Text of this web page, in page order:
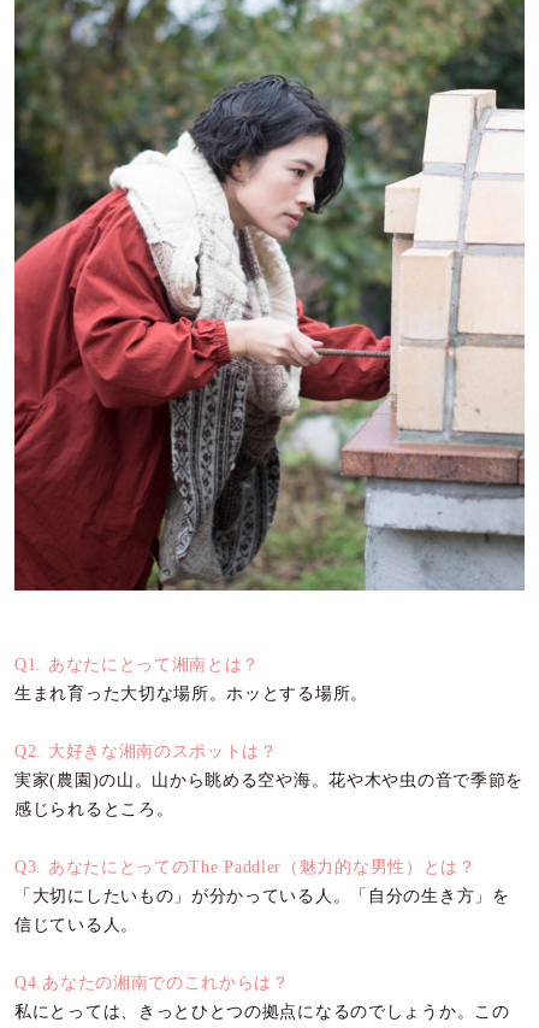
Q1. あなたにとって湘南とは？
生まれ育った大切な場所。ホッとする場所。
Q2. 大好きな湘南のスポットは？
実家(農園)の山。山から眺める空や海。花や木や虫の音で季節を
感じられるところ。
Q3. あなたにとってのThe Paddler（魅力的な男性）とは？
「大切にしたいもの」が分かっている人。「自分の生き方」を
信じている人。
Q4.あなたの湘南でのこれからは？
私にとっては、きっとひとつの拠点になるのでしょうか。この